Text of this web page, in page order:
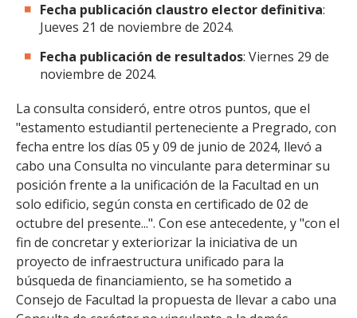
Fecha publicación claustro elector definitiva:
Jueves 21 de noviembre de 2024.
Fecha publicación de resultados: Viernes 29 de
noviembre de 2024.
La consulta consideró, entre otros puntos, que el
"estamento estudiantil perteneciente a Pregrado, con
fecha entre los días 05 y 09 de junio de 2024, llevó a
cabo una Consulta no vinculante para determinar su
posición frente a la unificación de la Facultad en un
solo edificio, según consta en certificado de 02 de
octubre del presente...". Con ese antecedente, y "con el
fin de concretar y exteriorizar la iniciativa de un
proyecto de infraestructura unificado para la
búsqueda de financiamiento, se ha sometido a
Consejo de Facultad la propuesta de llevar a cabo una